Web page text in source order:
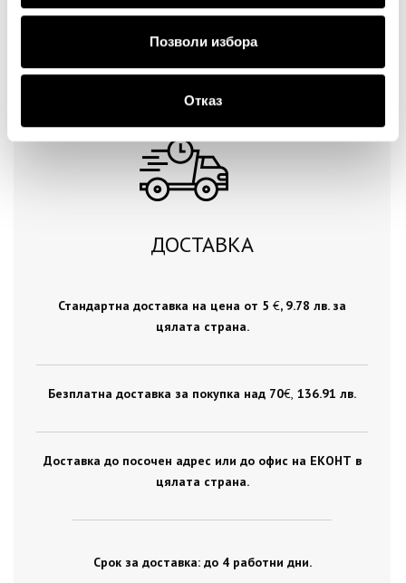
Позволи избора
Отказ
Продължи
ДОСТАВКА
Стандартна доставка на цена от 5 €, 9.78 лв. за
цялата страна.
Безплатна доставка за покупка над 70€ , 136.91 лв.
Доставка до посочен адрес или до офис на ЕКОНТ в
цялата страна.
Срок за доставка: до 4 работни дни.